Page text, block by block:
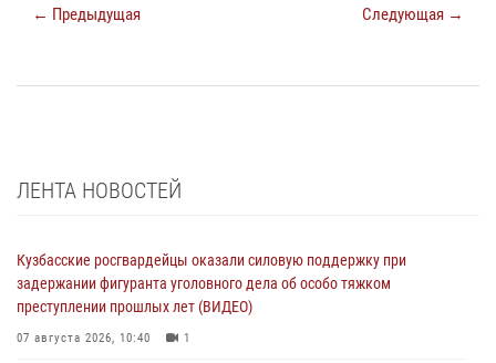
← Предыдущая Следующая →
ЛЕНТА НОВОСТЕЙ
Кузбасские росгвардейцы оказали силовую поддержку при
задержании фигуранта уголовного дела об особо тяжком
преступлении прошлых лет (ВИДЕО)
07 августа 2026, 10:40 1